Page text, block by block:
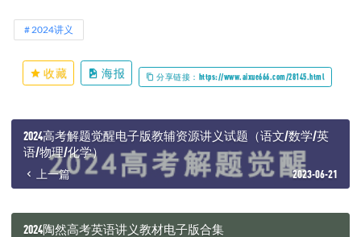
2024讲义
收藏 海报 分享链接：https://www.aixue666.com/28145.html
2024高考解题觉醒电子版教辅资源讲义试题（语文/数学/英
语/物理/化学）
上一篇 2023-06-21
2024陶然高考英语讲义教材电子版合集